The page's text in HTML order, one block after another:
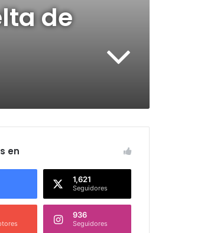
de
en
1,621
Seguidores
936
Seguidores